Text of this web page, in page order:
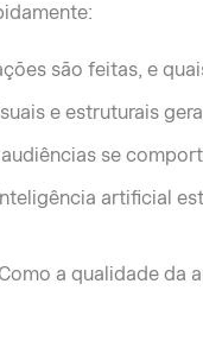
são feitas, e
e estruturais
se
artificial
a qualidade da